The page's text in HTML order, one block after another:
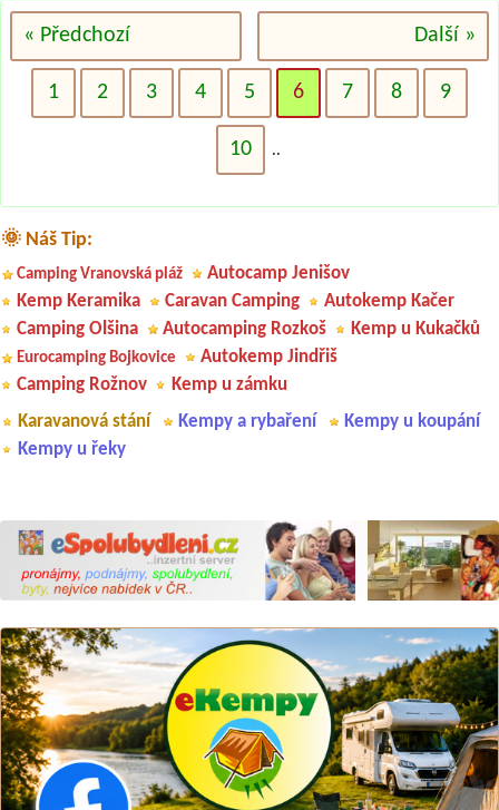
« Předchozí Další »
1 2 3 4 5 6 7 8 9
10 ..
🌞 Náš Tip:
Camping Vranovská pláž
Autocamp Jenišov
Kemp Keramika
Caravan Camping
Autokemp Kačer
Camping Olšina
Autocamping Rozkoš Kemp u Kukačků
Eurocamping Bojkovice
Autokemp Jindřiš
Camping Rožnov
Kemp u zámku
Karavanová stání
Kempy a rybaření
Kempy u koupání
Kempy u řeky